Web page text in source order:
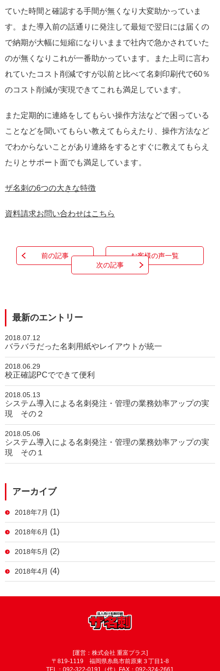
ていた時間と確認する手間が無くなり大変助かっていま
す。また導入前の話通りに発注して最短で翌日には届くの
で納期が大幅に短縮になりいままで社内で急かされていた
のが無くなりこれが一番助かっています。また上司に言わ
れていたコスト削減ですが以前と比べて名刺印刷代で60％
のコスト削減が実現できてこれも満足しています。
また定期的に連絡をしてもらい操作方法などで困っている
ことなどを聞いてもらい教えてもらえたり、操作方法など
でわからないことがあり連絡をするとすぐに教えてもらえ
たりとサポート面でも満足しています。
ザ名刺の6つの大きな特徴
資料請求お問い合わせはこちら
前の記事
お客様の声一覧
次の記事
最新のエントリー
2018.07.12
バラバラだった名刺用紙やレイアウトが統一
2018.06.29
校正確認PCでできて便利
2018.05.13
システム導入による名刺発注・管理の業務効率アップの実
現 その２
2018.05.06
システム導入による名刺発注・管理の業務効率アップの実
現 その１
アーカイブ
2018年7月 (1)
2018年6月 (1)
2018年5月 (2)
2018年4月 (4)
[運営：株式会社 重富プラス]
〒819-1119 福岡県糸島市前原東３丁目1-8
TEL：092-322-0191（代）FAX：092-324-2661